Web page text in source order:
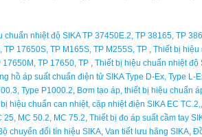
chuẩn nhiệt độ SIKA TP 37450E.2, TP 38165, TP
17650S, TP M165S, TP M255S, TP , Thiết bị hiệu
TP 17650, TP , Thiết bị hiệu chuẩn nhiệt độ
hồ áp suất chuẩn điện tử SIKA Type D-Ex, Type L-
Type P1000.2, Bơm tạo áp, thiết bị hiệu chuẩn
hiệu chuẩn can nhiệt, cặp nhiệt điện SIKA EC TC.2,,
25, MC 50.2, MC 75.2, Thiết bị đo áp suất cầm tay
chuyển đổi tín hiệu SIKA, Van tiết lưu hãng SIKA,